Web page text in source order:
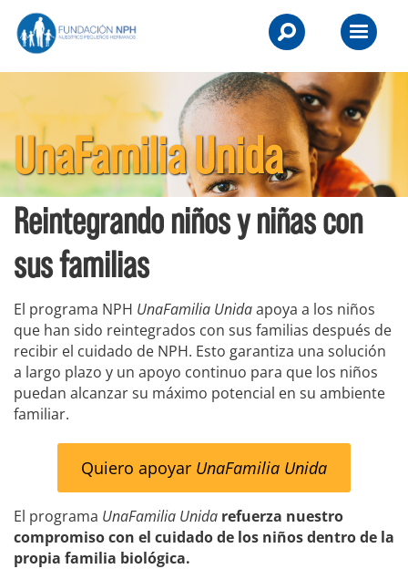
content
NPH
UK
Raising
Children,
Transforming
Lives.
Primary
Menu
UnaFamilia Unida
Reintegrando niños y niñas con
sus familias
El programa NPH UnaFamilia Unidaapoya a los niños
que han sido reintegrados con sus familias después de
recibir el cuidado de NPH. Esto garantiza una solución
a largo plazo y un apoyo continuo para que los niños
puedan alcanzar su máximo potencial en su ambiente
familiar.
Quiero apoyar UnaFamilia Unida
El programa UnaFamilia Unida refuerza nuestro
compromiso con el cuidado de los niños dentro de la
propia familia biológica.